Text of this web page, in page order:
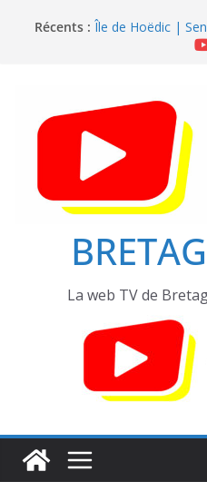
Récents : Île de Hoëdic |
Île de Hoëdic |
Île de Hoëdic | Le
La web TV de